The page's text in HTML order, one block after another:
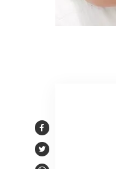
Facebook
Twitter